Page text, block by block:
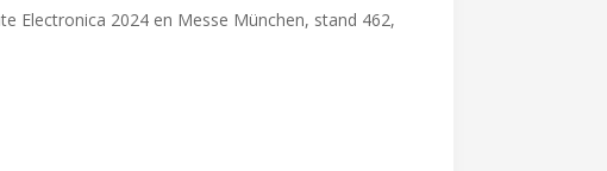
Electronica 2024 en Messe München, stand 462,